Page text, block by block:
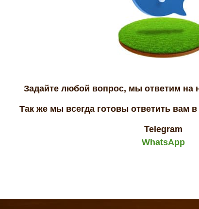
Задайте любой вопрос, мы ответим на
Так же мы всегда готовы ответить вам
Telegram
WhatsApp